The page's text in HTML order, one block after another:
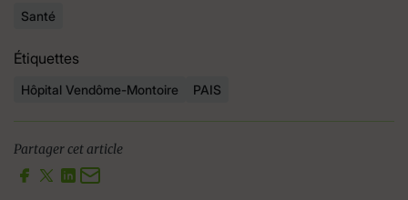
Santé
Étiquettes
Hôpital Vendôme-Montoire PAIS
Partager cet article